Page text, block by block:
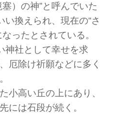
）の神”と呼んでいた
い換えられ、現在の“さ
ったとされている。
神社として幸せを求
厄除け祈願などに多く
小高い丘の上にあり、
には石段が続く。